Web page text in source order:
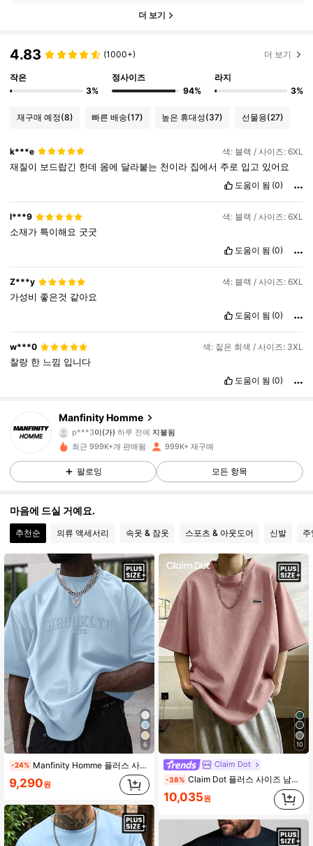
더 보기
4.83 (1000+) 더 보기
작은
3%
정사이즈
94%
라지
3%
재구매 예정(8) 빠른 배송(17) 높은 휴대성(37) 선물용(27)
k***e 색: 블랙 / 사이즈: 6XL
재질이 보드랍긴 한데 몸에 달라붙는 천이라 집에서 주로 입고 있어요
도움이 됨 (0)
l***9 색: 블랙 / 사이즈: 6XL
소재가 특이해요 굿굿
도움이 됨 (0)
Z***y 색: 블랙 / 사이즈: 6XL
가성비 좋은것 같아요
도움이 됨 (0)
w***0 색: 짙은 회색 / 사이즈: 3XL
찰랑 한 느낌 입니다
도움이 됨 (0)
Manfinity Homme
4.91
606K 팔로워
이(가) 하루 전에
b***6다음10분 전에
4.91 606K 팔로워
4.91 606K 팔로워
4.91 606K 팔로워
4.91 606K 팔로워
4.91 606K 팔로워
4.91 606K 팔로워
606K 팔로워
4.91 606K 팔로워
최근 999K+개 판매됨 999K+ 재구매
팔로잉 모든 항목
마음에 드실 거예요.
추천순 의류 액세서리 속옷 & 잠옷 스포츠 & 아웃도어 신발
6
-24% Manfinity Homme 플러스 사이즈 남성 캐주얼 레터 엠보싱 반팔 티셔츠, 여름
9,290원
10
Claim Dot
-38% Claim Dot 플러스 사이즈 남성용 티셔츠, 부드러운 플리스 원단 라운드 넥 반팔 티셔츠, 캐주얼, 사무실, 비즈니스, 일상복, 레저, 파티, 모임에 적합하며, 자신에게 입거나 친구에게 선물하기 좋습니다. 인기 있는 봄/가을 플러스 사이즈 티셔츠
10,035원